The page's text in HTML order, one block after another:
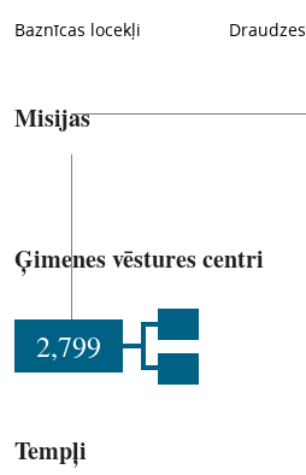
Baznīcas locekļi Draudzes
Misijas
Ģimenes vēstures centri
2,799
Tempļi